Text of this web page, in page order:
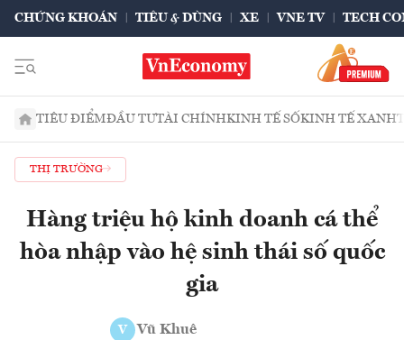
CHỨNG KHOÁN TIÊU & DÙNG XE VNE TV TECH
TIÊU ĐIỂMĐẦU TƯTÀI CHÍNHKINH TẾ SỐKINH TẾ XANH
THỊ TRƯỜNG
Hàng triệu hộ kinh doanh cá thể
hòa nhập vào hệ sinh thái số quốc
gia
V Vũ Khuê